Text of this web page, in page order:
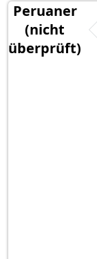
Peruaner
(nicht
überprüft)